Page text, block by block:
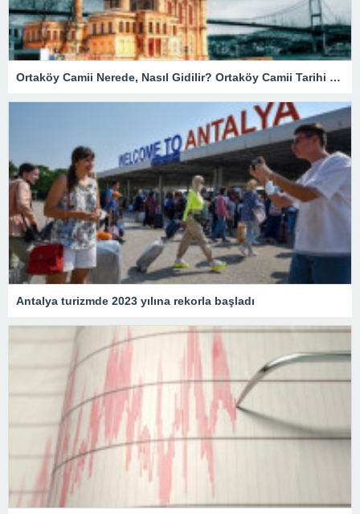
Ortaköy Camii Nerede, Nasıl Gidilir? Ortaköy Camii Tarihi Ve Özellikleri…
Antalya turizmde 2023 yılına rekorla başladı